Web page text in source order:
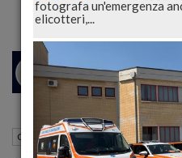
MILANO
Cronaca nazionale 15 Gennaio
fotografa un'emergenza
elicotteri,...